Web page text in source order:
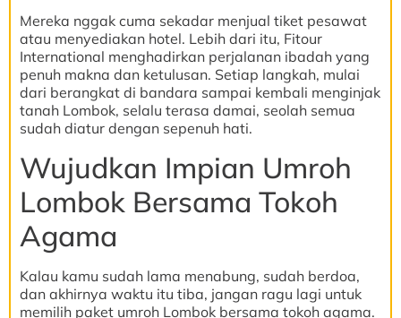
Mereka nggak cuma sekadar menjual tiket pesawat
atau menyediakan hotel. Lebih dari itu, Fitour
International menghadirkan perjalanan ibadah yang
penuh makna dan ketulusan. Setiap langkah, mulai
dari berangkat di bandara sampai kembali menginjak
tanah Lombok, selalu terasa damai, seolah semua
sudah diatur dengan sepenuh hati.
Wujudkan Impian Umroh
Lombok Bersama Tokoh
Agama
Kalau kamu sudah lama menabung, sudah berdoa,
dan akhirnya waktu itu tiba, jangan ragu lagi untuk
memilih paket umroh Lombok bersama tokoh agama.